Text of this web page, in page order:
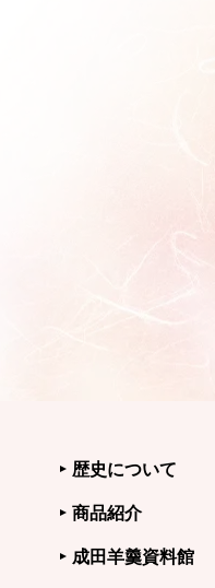
歴史について
商品紹介
成田羊羹資料館